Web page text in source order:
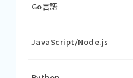
Go言語
JavaScript/Node.js